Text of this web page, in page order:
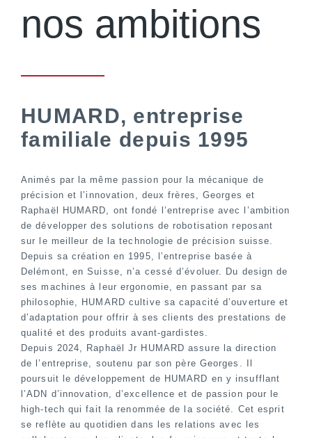
nos ambitions
HUMARD, entreprise
familiale depuis 1995
Animés par la même passion pour la mécanique de
précision et l’innovation, deux frères, Georges et
Raphaël HUMARD, ont fondé l’entreprise avec l’ambition
de développer des solutions de robotisation reposant
sur le meilleur de la technologie de précision suisse.
Depuis sa création en 1995, l’entreprise basée à
Delémont, en Suisse, n’a cessé d’évoluer. Du design de
ses machines à leur ergonomie, en passant par sa
philosophie, HUMARD cultive sa capacité d’ouverture et
d’adaptation pour offrir à ses clients des prestations de
qualité et des produits avant-gardistes.
Depuis 2024, Raphaël Jr HUMARD assure la direction
de l’entreprise, soutenu par son père Georges. Il
poursuit le développement de HUMARD en y insufflant
l’ADN d’innovation, d’excellence et de passion pour le
high-tech qui fait la renommée de la société. Cet esprit
se reflète au quotidien dans les relations avec les